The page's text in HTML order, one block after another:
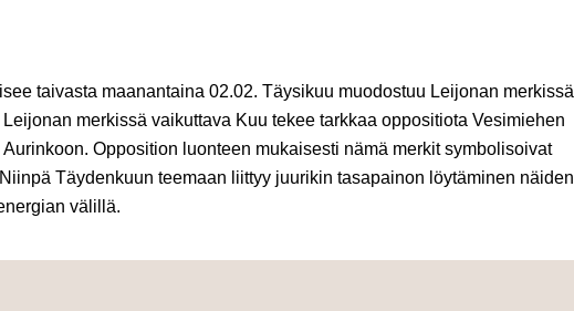
taivasta maanantaina 02.02. Täysikuu muodostuu Leijonan merkissä
merkissä vaikuttava Kuu tekee tarkkaa oppositiota Vesimiehen
Opposition luonteen mukaisesti nämä merkit symbolisoivat
Täydenkuun teemaan liittyy juurikin tasapainon löytäminen näiden
välillä.